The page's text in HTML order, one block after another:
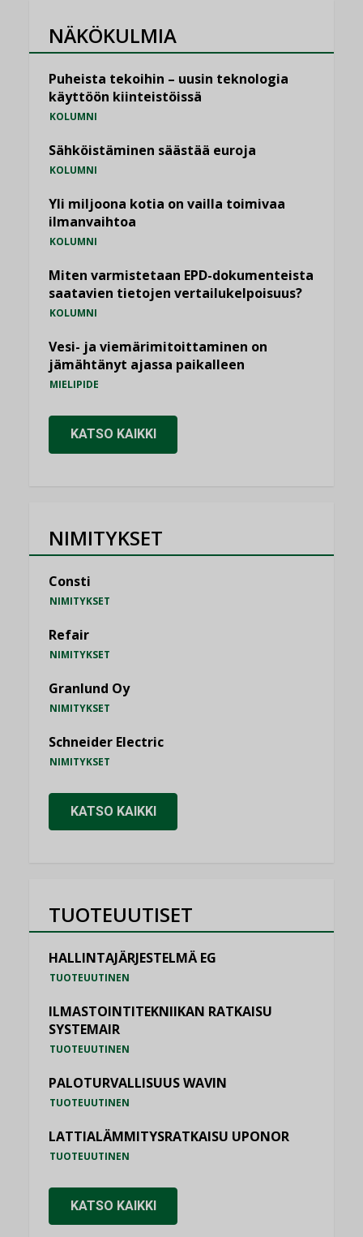
NÄKÖKULMIA
Puheista tekoihin – uusin teknologia
käyttöön kiinteistöissä
KOLUMNI
Sähköistäminen säästää euroja
KOLUMNI
Yli miljoona kotia on vailla toimivaa
ilmanvaihtoa
KOLUMNI
Miten varmistetaan EPD-dokumenteista
saatavien tietojen vertailukelpoisuus?
KOLUMNI
Vesi- ja viemärimitoittaminen on
jämähtänyt ajassa paikalleen
MIELIPIDE
KATSO KAIKKI
NIMITYKSET
Consti
NIMITYKSET
Refair
NIMITYKSET
Granlund Oy
NIMITYKSET
Schneider Electric
NIMITYKSET
KATSO KAIKKI
TUOTEUUTISET
HALLINTAJÄRJESTELMÄ EG
TUOTEUUTINEN
ILMASTOINTITEKNIIKAN RATKAISU
SYSTEMAIR
TUOTEUUTINEN
PALOTURVALLISUUS WAVIN
TUOTEUUTINEN
LATTIALÄMMITYSRATKAISU UPONOR
TUOTEUUTINEN
KATSO KAIKKI